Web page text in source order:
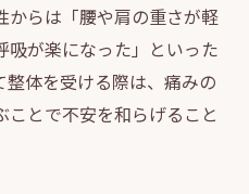
からは「腰や肩の重さが軽
が楽になった」といった
体を受ける際は、痛みの
とで不安を和らげること